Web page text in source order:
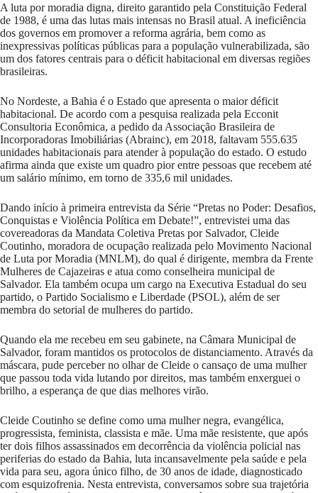
A luta por moradia digna, direito garantido pela Constituição Federal
de 1988, é uma das lutas mais intensas no Brasil atual. A ineficiência
dos governos em promover a reforma agrária, bem como as
inexpressivas políticas públicas para a população vulnerabilizada, são
um dos fatores centrais para o déficit habitacional em diversas regiões
brasileiras.
No Nordeste, a Bahia é o Estado que apresenta o maior déficit
habitacional. De acordo com a pesquisa realizada pela Ecconit
Consultoria Econômica, a pedido da Associação Brasileira de
Incorporadoras Imobiliárias (Abrainc), em 2018, faltavam 555.635
unidades habitacionais para atender à população do estado. O estudo
afirma ainda que existe um quadro pior entre pessoas que recebem até
um salário mínimo, em torno de 335,6 mil unidades.
Dando início à primeira entrevista da Série “Pretas no Poder: Desafios,
Conquistas e Violência Política em Debate!”, entrevistei uma das
covereadoras da Mandata Coletiva Pretas por Salvador, Cleide
Coutinho, moradora de ocupação realizada pelo Movimento Nacional
de Luta por Moradia (MNLM), do qual é dirigente, membra da Frente
Mulheres de Cajazeiras e atua como conselheira municipal de
Salvador. Ela também ocupa um cargo na Executiva Estadual do seu
partido, o Partido Socialismo e Liberdade (PSOL), além de ser
membra do setorial de mulheres do partido.
Quando ela me recebeu em seu gabinete, na Câmara Municipal de
Salvador, foram mantidos os protocolos de distanciamento. Através da
máscara, pude perceber no olhar de Cleide o cansaço de uma mulher
que passou toda vida lutando por direitos, mas também enxerguei o
brilho, a esperança de que dias melhores virão.
Cleide Coutinho se define como uma mulher negra, evangélica,
progressista, feminista, classista e mãe. Uma mãe resistente, que após
ter dois filhos assassinados em decorrência da violência policial nas
periferias do estado da Bahia, luta incansavelmente pela saúde e pela
vida para seu, agora único filho, de 30 anos de idade, diagnosticado
com esquizofrenia. Nesta entrevista, conversamos sobre sua trajetória